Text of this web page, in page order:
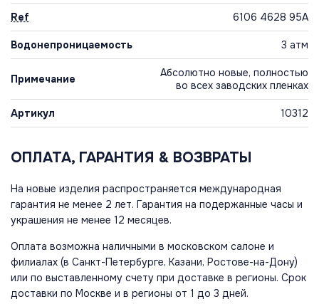
Ref 6106 4628 95A
Водонепроницаемость 3 атм
Примечание
Абсолютно новые, полностью
во всех заводских пленках
Артикул 10312
ОПЛАТА, ГАРАНТИЯ & ВОЗВРАТЫ
На новые изделия распространяется международная
гарантия не менее 2 лет. Гарантия на подержанные часы и
украшения не менее 12 месяцев.
Оплата возможна наличными в московском салоне и
филиалах (в Санкт-Петербурге, Казани, Ростове-на-Дону)
или по выставленному счету при доставке в регионы. Срок
доставки по Москве и в регионы от 1 до 3 дней.